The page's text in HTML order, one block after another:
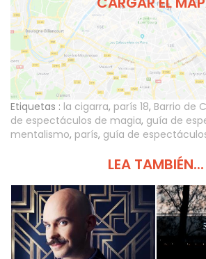
Etiquetas : la cigarra, parís 18, Barrio de
de espectáculos de magia, guía de
mentalismo, parís, guía de
LEA TAMBIÉN...